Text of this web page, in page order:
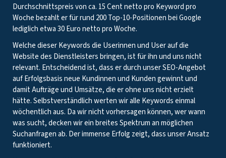
Durchschnittspreis von ca. 15 Cent netto pro Keyword pro
Woche bezahlt er für rund 200 Top-10-Positionen bei Google
lediglich etwa 30 Euro netto pro Woche.
Welche dieser Keywords die Userinnen und User auf die
Website des Dienstleisters bringen, ist für ihn und uns nicht
relevant. Entscheidend ist, dass er durch unser SEO-Angebot
auf Erfolgsbasis neue Kundinnen und Kunden gewinnt und
damit Aufträge und Umsätze, die er ohne uns nicht erzielt
hätte. Selbstverständlich werten wir alle Keywords einmal
wöchentlich aus. Da wir nicht vorhersagen können, wer wann
was sucht, decken wir ein breites Spektrum an möglichen
Suchanfragen ab. Der immense Erfolg zeigt, dass unser Ansatz
funktioniert.